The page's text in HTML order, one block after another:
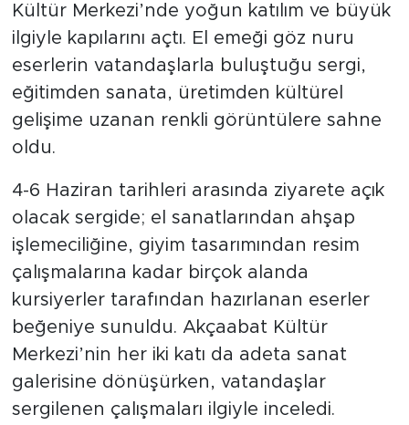
Kültür Merkezi’nde yoğun katılım ve büyük
ilgiyle kapılarını açtı. El emeği göz nuru
eserlerin vatandaşlarla buluştuğu sergi,
eğitimden sanata, üretimden kültürel
gelişime uzanan renkli görüntülere sahne
oldu.
4-6 Haziran tarihleri arasında ziyarete açık
olacak sergide; el sanatlarından ahşap
işlemeciliğine, giyim tasarımından resim
çalışmalarına kadar birçok alanda
kursiyerler tarafından hazırlanan eserler
beğeniye sunuldu. Akçaabat Kültür
Merkezi’nin her iki katı da adeta sanat
galerisine dönüşürken, vatandaşlar
sergilenen çalışmaları ilgiyle inceledi.